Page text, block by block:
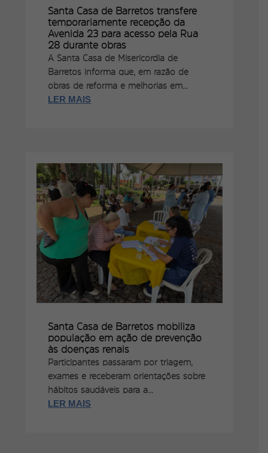
Santa Casa de Barretos transfere
temporariamente recepção da
Avenida 23 para acesso pela Rua
28 durante obras
A Santa Casa de Misericórdia de
Barretos informa que, em razão de
obras de reforma e melhorias em...
LER MAIS
Santa Casa de Barretos mobiliza
população em ação de prevenção
às doenças renais
Participantes passaram por triagem,
exames e receberam orientações sobre
hábitos saudáveis para a...
LER MAIS